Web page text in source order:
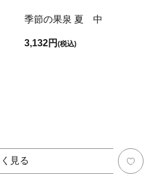
季節の果泉 夏 中
3,132円(税込)
見る